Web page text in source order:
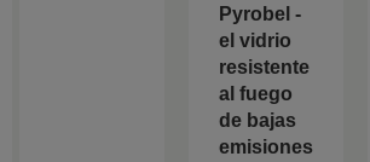
Pyrobel -
el vidrio
resistente
al fuego
de bajas
emisiones